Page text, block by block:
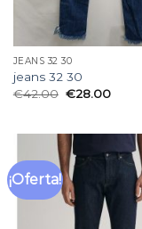
JEANS 32 30
jeans 32 30
€42.00 €28.00
¡Oferta!